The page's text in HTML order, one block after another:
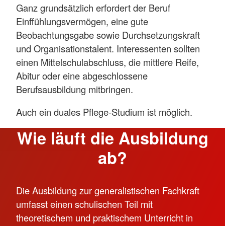
Für Menschen, die sich eine dreijährige
Fachausbildung (noch) nicht zutrauen oder die
noch keine ausreichenden Deutschkenntnisse
haben, kann die einjährige Ausbildung ein guter
Einstieg in den Pflegebereich sein. Sie dient als
Sprungbrett für die dreijährige
Die Pflegefachhelferausbildung bietet auch
Personen ohne formalen Bildungsabschluss
einen breiten und leichten Einstieg in das
Mehr anzeigen
Ganz grundsätzlich erfordert der Beruf
Einffühlungsvermögen, eine gute
Beobachtungsgabe sowie Durchsetzungskraft
und Organisationstalent. Interessenten sollten
einen Mittelschulabschluss, die mittlere Reife,
Abitur oder eine abgeschlossene
Berufsausbildung mitbringen.
Auch ein duales Pflege-Studium ist möglich.
Wie läuft die Ausbildung
ab?
Die Ausbildung zur generalistischen Fachkraft
umfasst einen schulischen Teil mit
theoretischem und praktischem Unterricht in